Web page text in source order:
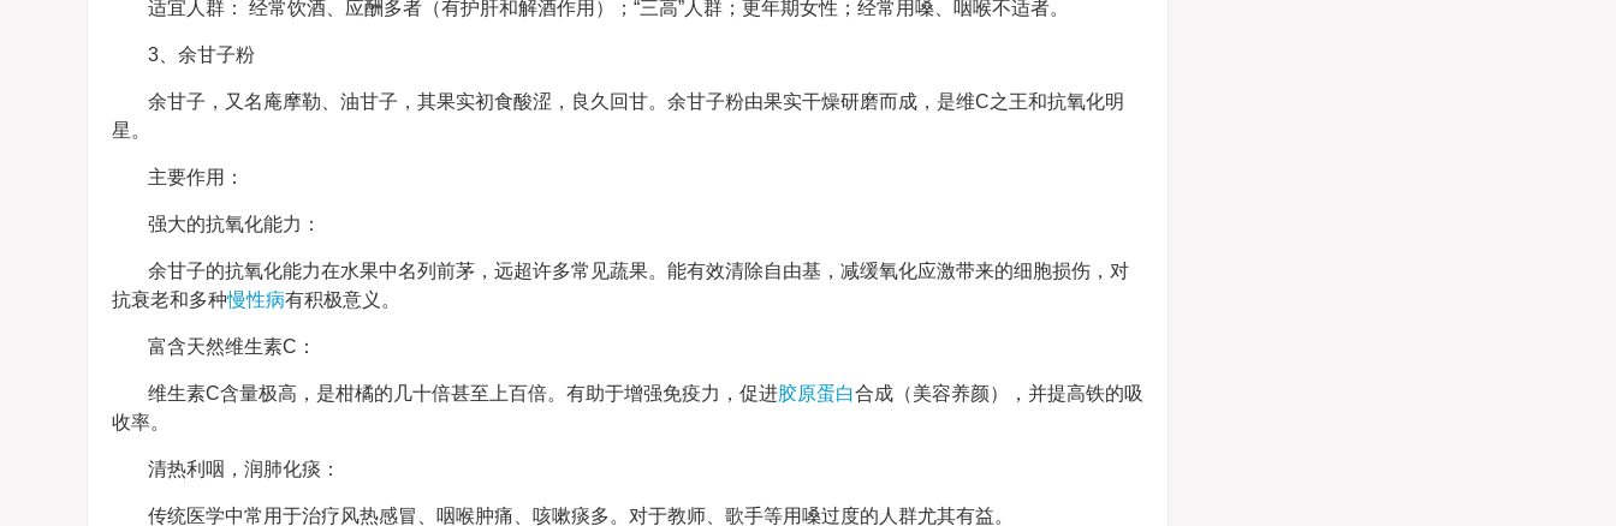
适宜人群： 经常饮酒、应酬多者（有护肝和解酒作用）；“三高”人群；更年期女性；经常用嗓、咽喉不适者。
3、余甘子粉
余甘子，又名庵摩勒、油甘子，其果实初食酸涩，良久回甘。余甘子粉由果实干燥研磨而成，是维C之王和抗氧化明
星。
主要作用：
强大的抗氧化能力：
余甘子的抗氧化能力在水果中名列前茅，远超许多常见蔬果。能有效清除自由基，减缓氧化应激带来的细胞损伤，对
抗衰老和多种慢性病有积极意义。
富含天然维生素C：
维生素C含量极高，是柑橘的几十倍甚至上百倍。有助于增强免疫力，促进胶原蛋白合成（美容养颜），并提高铁的吸
收率。
清热利咽，润肺化痰：
传统医学中常用于治疗风热感冒、咽喉肿痛、咳嗽痰多。对于教师、歌手等用嗓过度的人群尤其有益。